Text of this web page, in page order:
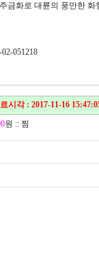
금화로 대륜의 풍만한
051218
시각 : 2017-11-16
원 :: 찜